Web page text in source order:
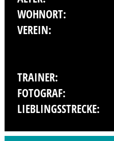
WOHNORT:
VEREIN:
TRAINER:
FOTOGRAF:
LIEBLINGSSTRECKE: